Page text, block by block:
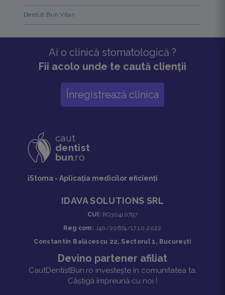
Dentist Bun Vitan
Ai o clinică stomatologică ?
Fii acolo unde te caută clienții
Înregistrează clinica
caut
dentist
bun.ro
iStoma - Aplicaţia medicilor eficienţi
IDAVA SOLUTIONS SRL
CUI: RO30410797
Reg com: J40/20674/17.10.2022
Constantin Balăcescu 22, Sectorul 1, București
Devino partener afiliat
CautDentistBun.ro investește în comunitatea ta.
Câștigă împreună cu noi !